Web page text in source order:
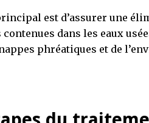
est d’assurer une
dans les eaux
nappes phréatiques et de